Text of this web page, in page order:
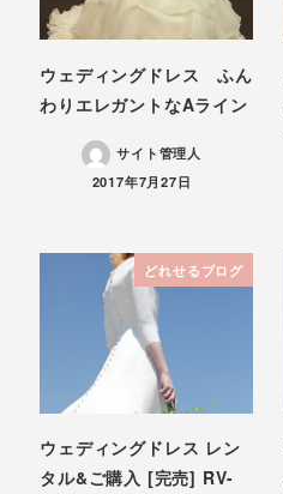
ウェディングドレス ふん
わりエレガントなAライン
サイト管理人
投稿日
2017年7月27日
どれせるブログ
ウェディングドレス レン
タル&ご購入 [完売] RV-